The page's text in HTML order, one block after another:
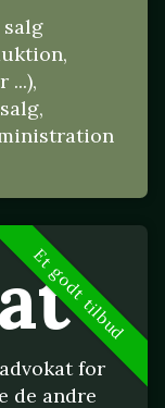
...),
Et godt tilbud
for
de andre